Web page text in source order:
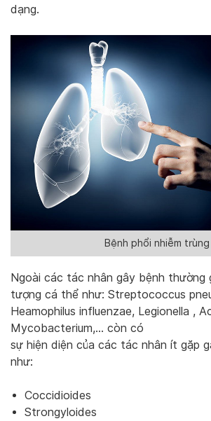
dạng.
Bệnh phổi nhiễm trùng
Ngoài các tác nhân gây bệnh thường
tượng cá thể như: Streptococcus
Heamophilus influenzae, Legionella ,
Mycobacterium,… còn có
sự hiện diện của các tác nhân ít gặp
như:
Coccidioides
Strongyloides